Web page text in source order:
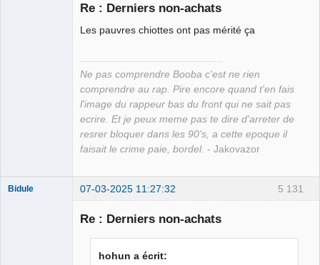
Re : Derniers non-achats
Les pauvres chiottes ont pas mérité ça
Ne pas comprendre Booba c'est ne rien
comprendre au rap. Pire encore quand t'en fais
l'image du rappeur bas du front qui ne sait pas
ecrire. Et je peux meme pas te dire d'arreter de
resrer bloquer dans les 90's, a cette epoque il
faisait le crime paie, bordel. - Jakovazor
5 131
Bidule 07-03-2025 11:27:32
Re : Derniers non-achats
hohun a écrit: